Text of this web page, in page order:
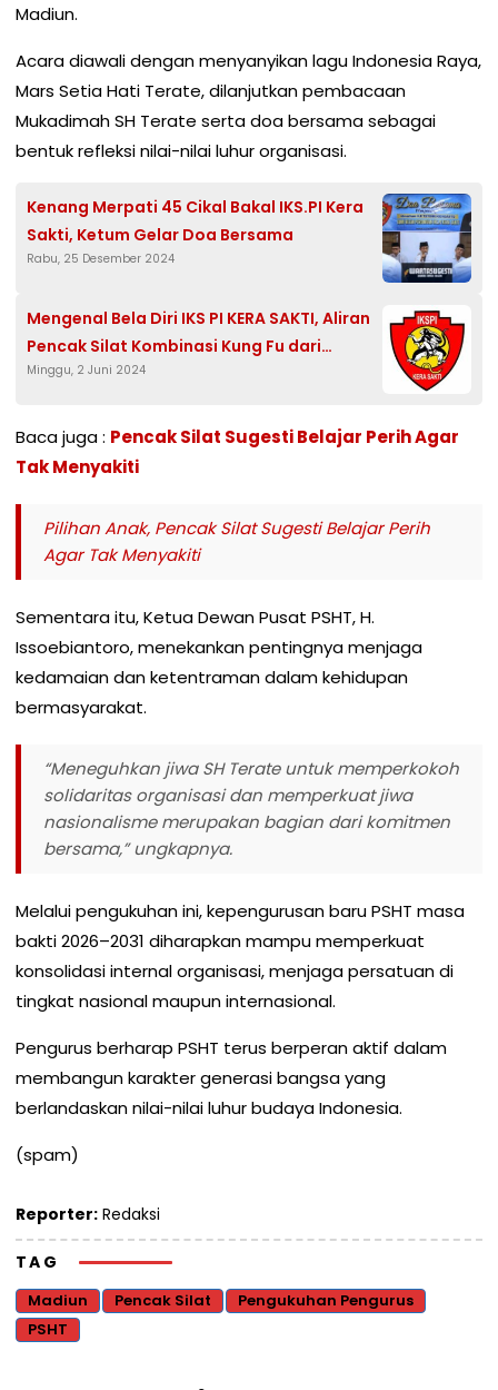
Madiun.
Acara diawali dengan menyanyikan lagu Indonesia Raya,
Mars Setia Hati Terate, dilanjutkan pembacaan
Mukadimah SH Terate serta doa bersama sebagai
bentuk refleksi nilai-nilai luhur organisasi.
Kenang Merpati 45 Cikal Bakal IKS.PI Kera
Sakti, Ketum Gelar Doa Bersama
Rabu, 25 Desember 2024
Mengenal Bela Diri IKS PI KERA SAKTI, Aliran
Pencak Silat Kombinasi Kung Fu dari
Madiun
Minggu, 2 Juni 2024
Baca juga : Pencak Silat Sugesti Belajar Perih Agar
Tak Menyakiti
Pilihan Anak, Pencak Silat Sugesti Belajar Perih
Agar Tak Menyakiti
Sementara itu, Ketua Dewan Pusat PSHT, H.
Issoebiantoro, menekankan pentingnya menjaga
kedamaian dan ketentraman dalam kehidupan
bermasyarakat.
“Meneguhkan jiwa SH Terate untuk memperkokoh
solidaritas organisasi dan memperkuat jiwa
nasionalisme merupakan bagian dari komitmen
bersama,” ungkapnya.
Melalui pengukuhan ini, kepengurusan baru PSHT masa
bakti 2026–2031 diharapkan mampu memperkuat
konsolidasi internal organisasi, menjaga persatuan di
tingkat nasional maupun internasional.
Pengurus berharap PSHT terus berperan aktif dalam
membangun karakter generasi bangsa yang
berlandaskan nilai-nilai luhur budaya Indonesia.
(spam)
Reporter: Redaksi
TAG
Madiun Pencak Silat
Pengukuhan Pengurus
PSHT